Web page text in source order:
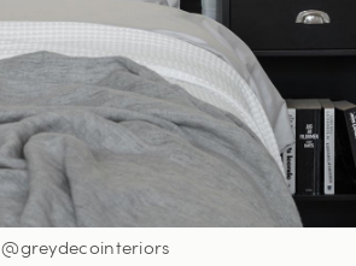
@greydecointeriors